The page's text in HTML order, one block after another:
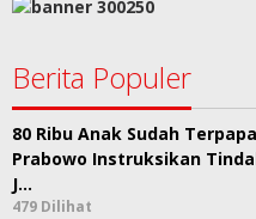
Berita Populer
80 Ribu Anak Sudah
Prabowo Instruksikan
J…
479 Dilihat